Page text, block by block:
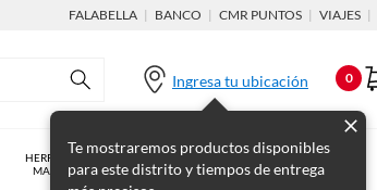
FALABELLA | BANCO | CMR PUNTOS | VIAJES |
Ingresa tu ubicación
Te mostraremos productos disponibles
para este distrito y tiempos de entrega
0
HERRAMIENTAS Y
MAQUINARIAS
MUEBLES Y
ORGANIZACIÓN
PISOS, PINTURAS Y
TERMINACIONES